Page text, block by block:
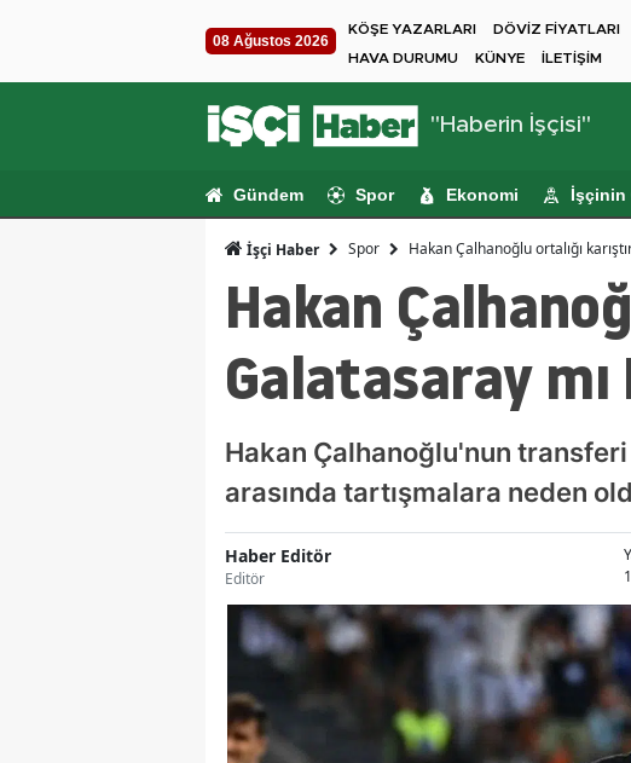
08 Ağustos 2026
KÖŞE YAZARLARI DÖVİZ FİYATLARI
HAVA DURUMU
KÜNYE İLETİŞİM
"Haberin İşçisi"
Gündem Spor Ekonomi İşçinin
İşçi Haber Spor Hakan Çalhanoğlu ortalığı
Hakan
Galatasaray
Hakan Çalhanoğlu'nun
arasında tartışmalara neden
Haber Editör
Editör